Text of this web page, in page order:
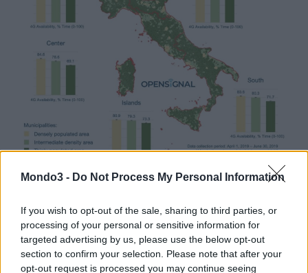
Mondo3 - Do Not Process My Personal Information
If you wish to opt-out of the sale, sharing to third parties, or
processing of your personal or sensitive information for
targeted advertising by us, please use the below opt-out
section to confirm your selection. Please note that after your
opt-out request is processed you may continue seeing
macroregioni italiane e ha scoperto quel che si poteva
immaginare alla viglia: ovvero che usufruivano di una maggiore
disponibilità di 4G coloro che si trovavano nelle aree urbane e
extraurbane rispetto ai comuni rurali. “Tuttavia, non abbiamo